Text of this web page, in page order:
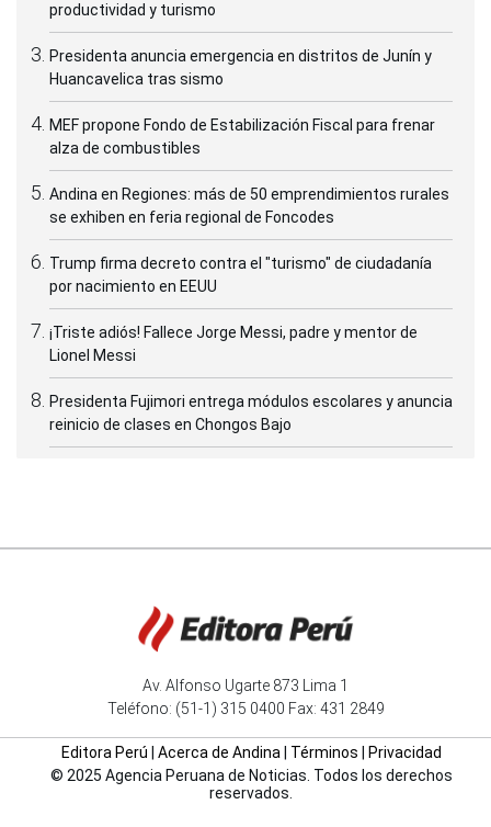
productividad y turismo
Presidenta anuncia emergencia en distritos de Junín y
Huancavelica tras sismo
MEF propone Fondo de Estabilización Fiscal para frenar
alza de combustibles
Andina en Regiones: más de 50 emprendimientos rurales
se exhiben en feria regional de Foncodes
Trump firma decreto contra el "turismo" de ciudadanía
por nacimiento en EEUU
¡Triste adiós! Fallece Jorge Messi, padre y mentor de
Lionel Messi
Presidenta Fujimori entrega módulos escolares y anuncia
reinicio de clases en Chongos Bajo
Av. Alfonso Ugarte 873 Lima 1
Teléfono: (51-1) 315 0400 Fax: 431 2849
Editora Perú Acerca de Andina| Términos
Privacidad
© 2025 Agencia Peruana de Noticias. Todos los derechos
reservados.